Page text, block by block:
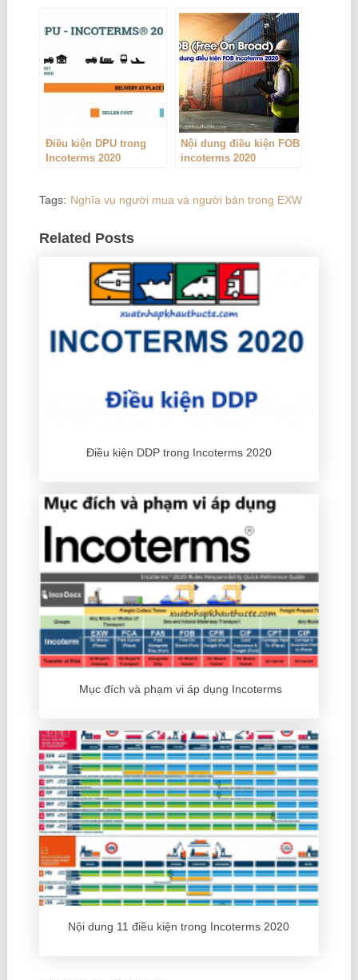
Điều kiện DPU trong
Incoterms 2020
Nội dung điều kiện FOB
incoterms 2020
Tags: Nghĩa vụ người mua và người bán trong EXW
Related Posts
Điều kiện DDP trong Incoterms 2020
Mục đích và phạm vi áp dụng Incoterms
Nội dung 11 điều kiện trong Incoterms 2020